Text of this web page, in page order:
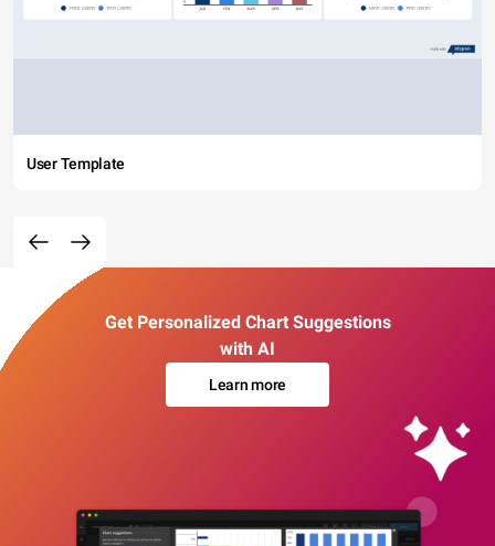
User Template
Get Personalized Chart Suggestions
with AI
Learn more